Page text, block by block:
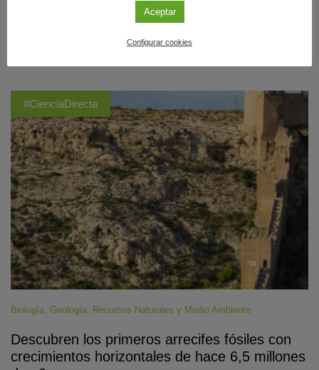
ÚLTIMAS PUBLICACIONES
#CienciaDirecta
Biología, Geología, Recursos Naturales y Medio Ambiente
Descubren los primeros arrecifes fósiles con
crecimientos horizontales de hace 6,5 millones
Aceptar
Configurar cookies